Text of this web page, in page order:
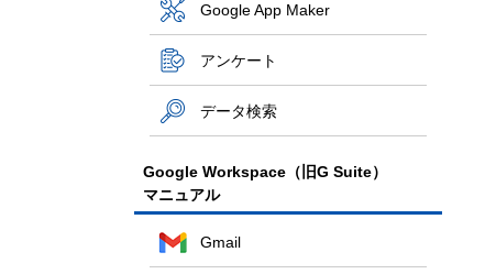
Google App Maker
アンケート
データ検索
Google Workspace（旧G Suite）
マニュアル
Gmail